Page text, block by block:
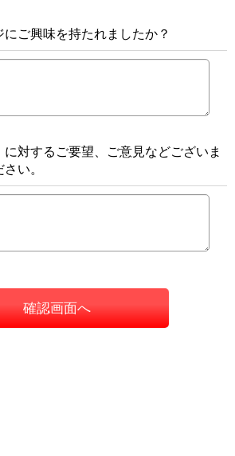
ご興味を持たれましたか？
に対するご要望、ご意見などございま
い。
確認画面へ